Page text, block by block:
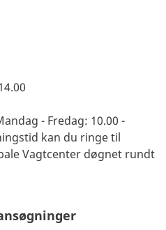
- Fredag: 10.00 -
kan du ringe til
Vagtcenter døgnet rundt